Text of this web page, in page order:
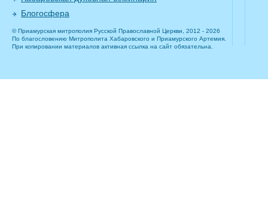
Блогосфера
© Приамурская митрополия Русской Православной Церкви, 2012 - 2026
По благословению Митрополита Хабаровского и Приамурского Артемия.
При копировании материалов активная ссылка на сайт обязательна.